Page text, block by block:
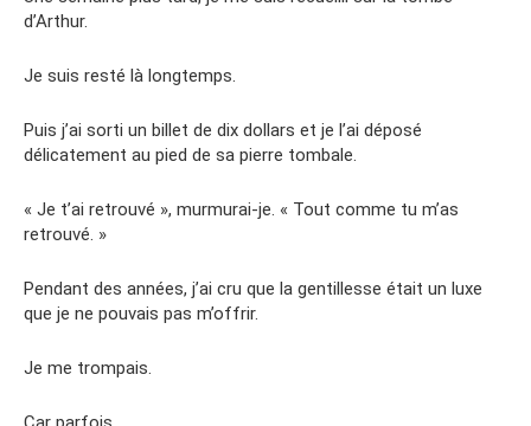
d’Arthur.
Je suis resté là longtemps.
Puis j’ai sorti un billet de dix dollars et je l’ai déposé
délicatement au pied de sa pierre tombale.
« Je t’ai retrouvé », murmurai-je. « Tout comme tu m’as
retrouvé. »
Pendant des années, j’ai cru que la gentillesse était un luxe
que je ne pouvais pas m’offrir.
Je me trompais.